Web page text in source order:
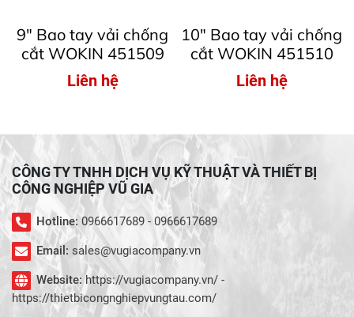
9″ Bao tay vải chống
cắt WOKIN 451509
Liên hệ
10″ Bao tay vải chống
cắt WOKIN 451510
Liên hệ
CÔNG TY TNHH DỊCH VỤ KỸ THUẬT VÀ THIẾT BỊ
CÔNG NGHIỆP VŨ GIA
Hotline: 0966617689 - 0966617689
Email: sales@vugiacompany.vn
Website: https://vugiacompany.vn/ -
https://thietbicongnghiepvungtau.com/